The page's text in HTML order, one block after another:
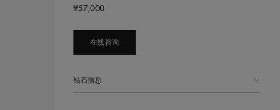
点金工镶嵌工艺。 手工艺赋予这款独特的排列以凹
Original price
¥57,000
在线咨询
钻石信息